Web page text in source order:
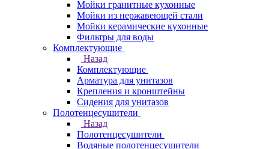
Мойки гранитные кухонные
Мойки из нержавеющей стали
Мойки керамические кухонные
Фильтры для воды
Комплектующие
Назад
Комплектующие
Арматура для унитазов
Крепления и кронштейны
Сидения для унитазов
Полотенцесушители
Назад
Полотенцесушители
Водяные полотенцесушители